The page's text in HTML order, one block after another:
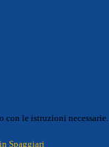
con le istruzioni necessarie.
Spaggiari